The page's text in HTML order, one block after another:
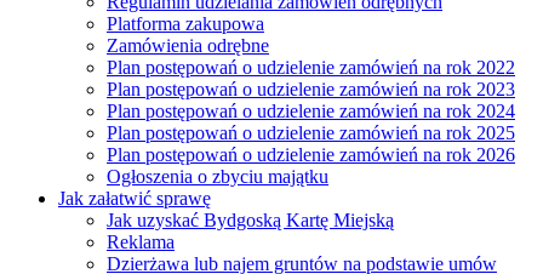
Platforma zakupowa
Zamówienia odrębne
Plan postępowań o udzielenie zamówień na rok 2022
Plan postępowań o udzielenie zamówień na rok 2023
Plan postępowań o udzielenie zamówień na rok 2024
Plan postępowań o udzielenie zamówień na rok 2025
Plan postępowań o udzielenie zamówień na rok 2026
Ogłoszenia o zbyciu majątku
Jak załatwić sprawę
Jak uzyskać Bydgoską Kartę Miejską
Reklama
Dzierżawa lub najem gruntów na podstawie umów